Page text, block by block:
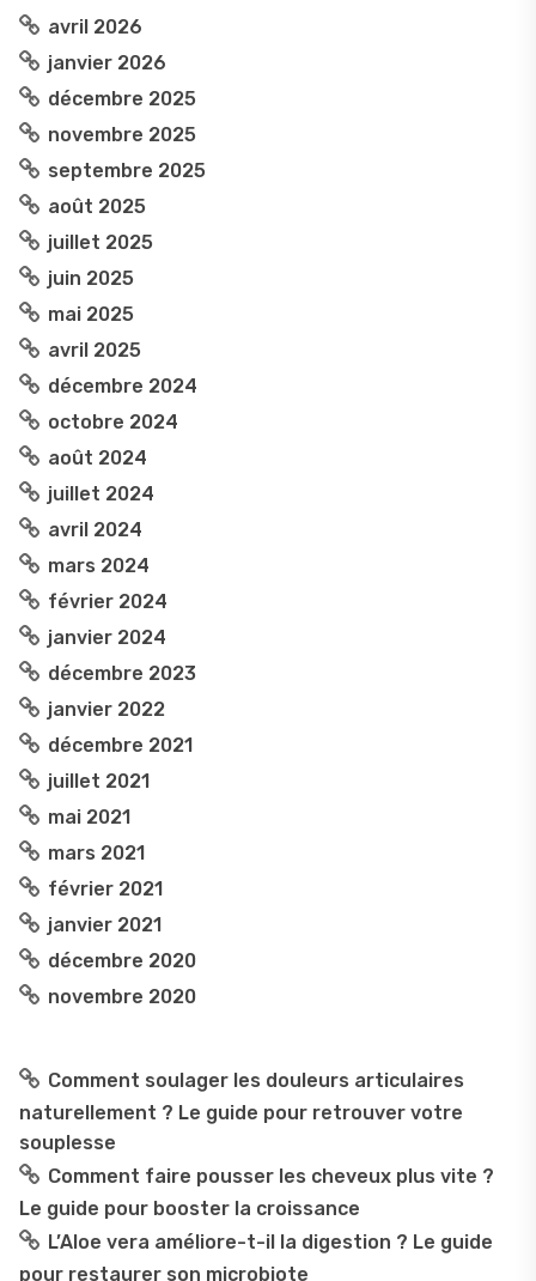
avril 2026
janvier 2026
décembre 2025
novembre 2025
septembre 2025
août 2025
juillet 2025
juin 2025
mai 2025
avril 2025
décembre 2024
octobre 2024
août 2024
juillet 2024
avril 2024
mars 2024
février 2024
janvier 2024
décembre 2023
janvier 2022
décembre 2021
juillet 2021
mai 2021
mars 2021
février 2021
janvier 2021
décembre 2020
novembre 2020
Comment soulager les douleurs articulaires
naturellement ? Le guide pour retrouver votre
souplesse
Comment faire pousser les cheveux plus vite ?
Le guide pour booster la croissance
L’Aloe vera améliore-t-il la digestion ? Le guide
pour restaurer son microbiote